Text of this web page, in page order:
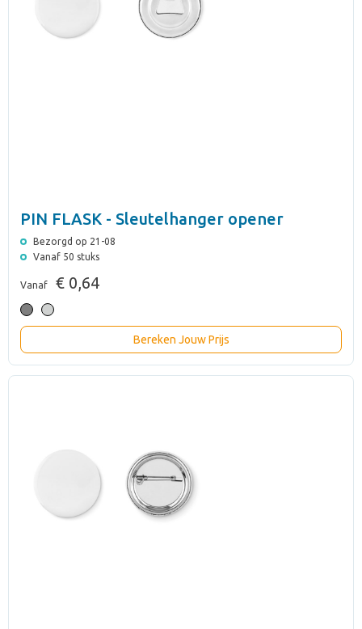
PIN FLASK - Sleutelhanger opener
Bezorgd op 21-08
Vanaf 50 stuks
Vanaf € 0,64
Bereken Jouw Prijs